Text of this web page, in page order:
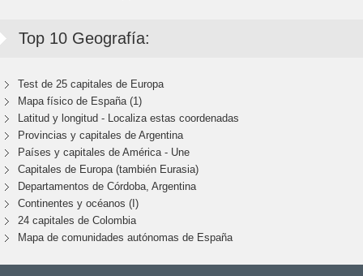
Top 10 Geografía:
Test de 25 capitales de Europa
Mapa físico de España (1)
Latitud y longitud - Localiza estas coordenadas
Provincias y capitales de Argentina
Países y capitales de América - Une
Capitales de Europa (también Eurasia)
Departamentos de Córdoba, Argentina
Continentes y océanos (I)
24 capitales de Colombia
Mapa de comunidades autónomas de España